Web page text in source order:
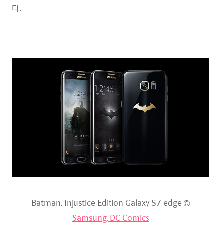
다.
Batman, Injustice Edition Galaxy S7 edge ©
Samsung, DC Comics